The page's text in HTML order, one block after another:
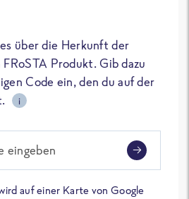
über die Herkunft der
Produkt. Gib dazu
Code ein, den du auf der
i
eingeben
auf einer Karte von Google